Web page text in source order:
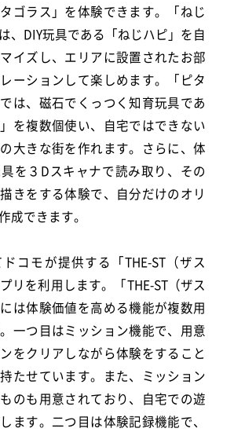
ゴラス」を体験できます。「ねじ
、DIY玩具である「ねじハピ」を自
イズし、エリアに設置されたお部
ーションして楽しめます。「ピタ
は、磁石でくっつく知育玩具であ
を複数個使い、自宅ではできない
大きな街を作れます。さらに、体
を３Dスキャナで読み取り、その
きをする体験で、自分だけのオリ
成できます。
コモが提供する「THE-ST（ザス
リを利用します。「THE-ST（ザス
は体験価値を高める機能が複数用
一つ目はミッション機能で、用意
をクリアしながら体験をすること
たせています。また、ミッション
のも用意されており、自宅での遊
ます。二つ目は体験記録機能で、